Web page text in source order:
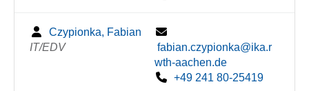
Czypionka, Fabian
IT/EDV
fabian.czypionka@ika.r
wth-aachen.de
+49 241 80-25419